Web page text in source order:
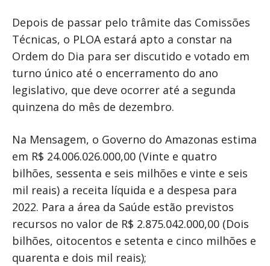
Depois de passar pelo trâmite das Comissões
Técnicas, o PLOA estará apto a constar na
Ordem do Dia para ser discutido e votado em
turno único até o encerramento do ano
legislativo, que deve ocorrer até a segunda
quinzena do mês de dezembro.
Na Mensagem, o Governo do Amazonas estima
em R$ 24.006.026.000,00 (Vinte e quatro
bilhões, sessenta e seis milhões e vinte e seis
mil reais) a receita líquida e a despesa para
2022. Para a área da Saúde estão previstos
recursos no valor de R$ 2.875.042.000,00 (Dois
bilhões, oitocentos e setenta e cinco milhões e
quarenta e dois mil reais);